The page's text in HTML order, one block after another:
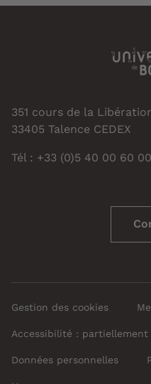
351 cours de la
33405 Talence CEDEX
Tél : +33 (0)5 40 00 60 00
Gestion des cookies
Accessibilité : partiellement
Données personnelles